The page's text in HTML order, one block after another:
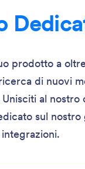
prodotto a oltre
di nuovi
al
sul